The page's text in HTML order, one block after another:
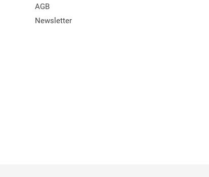
AGB
Newsletter